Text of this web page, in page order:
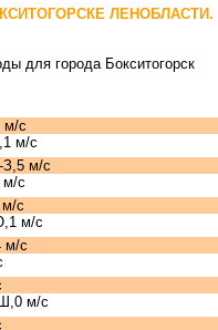
для города Бокситогорск
м/с
м/с
З,5 м/с
м/с
м/с
м/с
м/с
м/с